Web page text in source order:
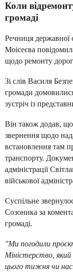
Коли
громаді
Речниця державної
Моісеєва
щодо ремонту
Зі слів Василя
громади
зустріч із
Він також додав, що
звернення щодо
встановлення там
транспорту.
адміністрації
військової
Суспільне
Созоника за
громаді.
"Ми погодили
Міністерство,
цього тижня чи